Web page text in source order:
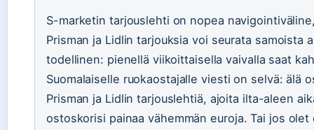
S-marketin tarjouslehti on nopea
Prisman ja Lidlin tarjouksia voi seurata samoista
todellinen: pienellä viikoittaisella vaivalla saat
Suomalaiselle ruokaostajalle viesti on selvä: älä
Prisman ja Lidlin tarjouslehtiä, ajoita ilta-aleen
ostoskorisi painaa vähemmän euroja. Tai jos